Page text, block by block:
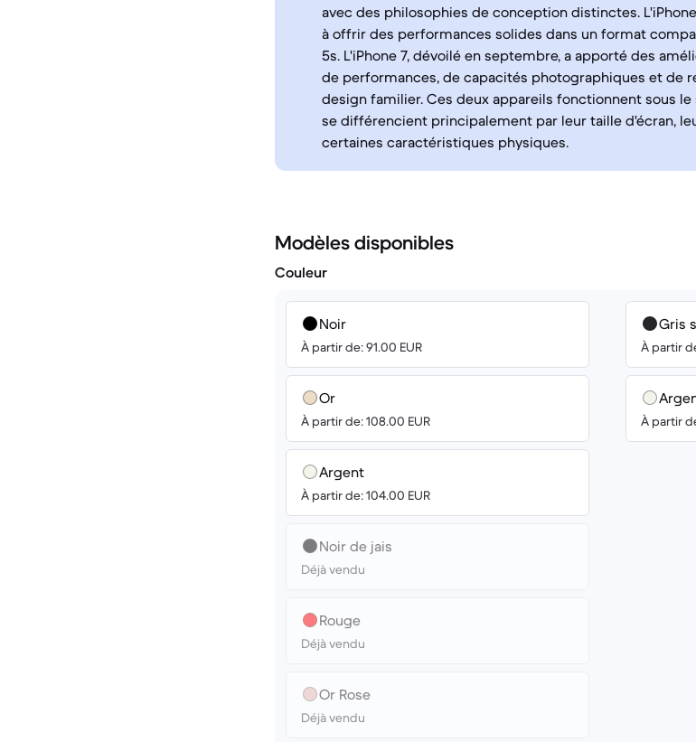
avec des philosophies de conception distinctes.
à offrir des performances solides dans un format
5s. L'iPhone 7, dévoilé en septembre, a apporté des
de performances, de capacités photographiques et de
design familier. Ces deux appareils fonctionnent sous
se différencient principalement par leur taille d'écran,
certaines caractéristiques physiques.
Modèles disponibles
Couleur
Noir
À partir de: 91.00 EUR
Or
À partir de: 108.00 EUR
Argent
À partir de: 104.00 EUR
Noir de jais
Déjà vendu
Rouge
Déjà vendu
Or Rose
Déjà vendu
Gris
À partir
À partir